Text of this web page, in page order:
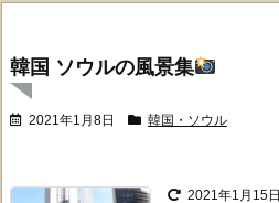
韓国 ソウルの風景集
2021年1月8日 韓国・ソウル
2021年1月15日